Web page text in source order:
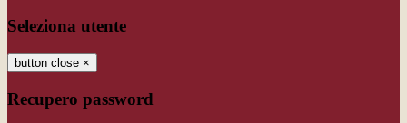
Seleziona utente
button close ×
Recupero password